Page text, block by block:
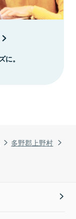
多野郡上野村
。